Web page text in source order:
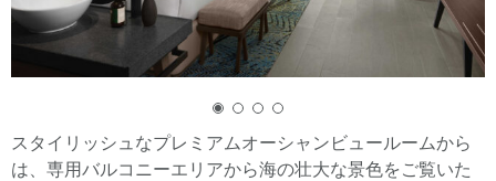
スタイリッシュなプレミアムオーシャンビュールームから
は、専用バルコニーエリアから海の壮大な景色をご覧いた